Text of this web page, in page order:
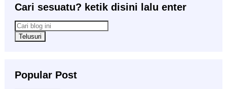
Cari sesuatu? ketik disini lalu enter
Popular Post